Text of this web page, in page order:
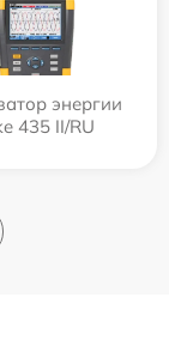
энергии
435 II/RU